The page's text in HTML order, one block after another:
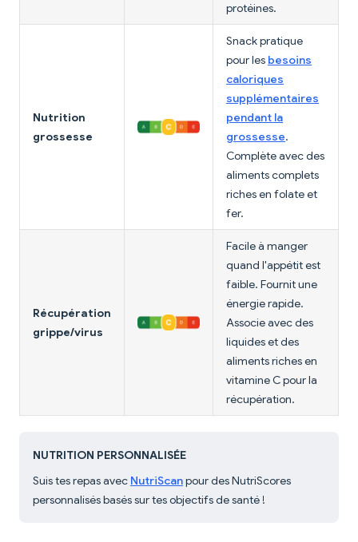
protéines.
Nutrition
grossesse
Snack pratique
pour les besoins
caloriques
supplémentaires
pendant la
grossesse.
Complète avec des
aliments complets
riches en folate et
fer.
Récupération
grippe/virus
Facile à manger
quand l'appétit est
faible. Fournit une
énergie rapide.
Associe avec des
liquides et des
aliments riches en
vitamine C pour la
récupération.
NUTRITION PERSONNALISÉE
Suis tes repas avec NutriScanpour des NutriScores
personnalisés basés sur tes objectifs de santé !